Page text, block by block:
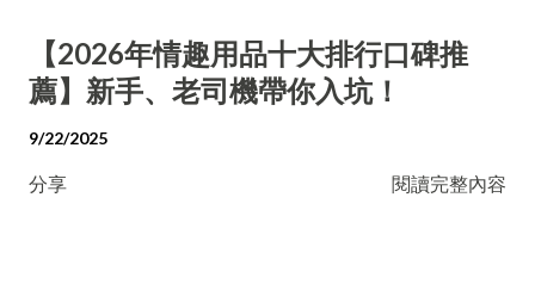
【2026年情趣用品十大排行口碑推
薦】新手、老司機帶你入坑！
9/22/2025
分享 閱讀完整內容